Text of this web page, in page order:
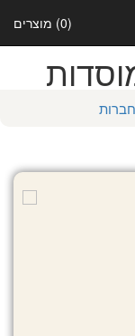
(0) מוצרים